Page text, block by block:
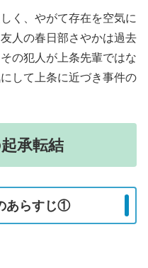
く、やがて存在を空気に
人の春日部さやかは過去
の犯人が上条先輩ではな
して上条に近づき事件の
承転結
あらすじ①